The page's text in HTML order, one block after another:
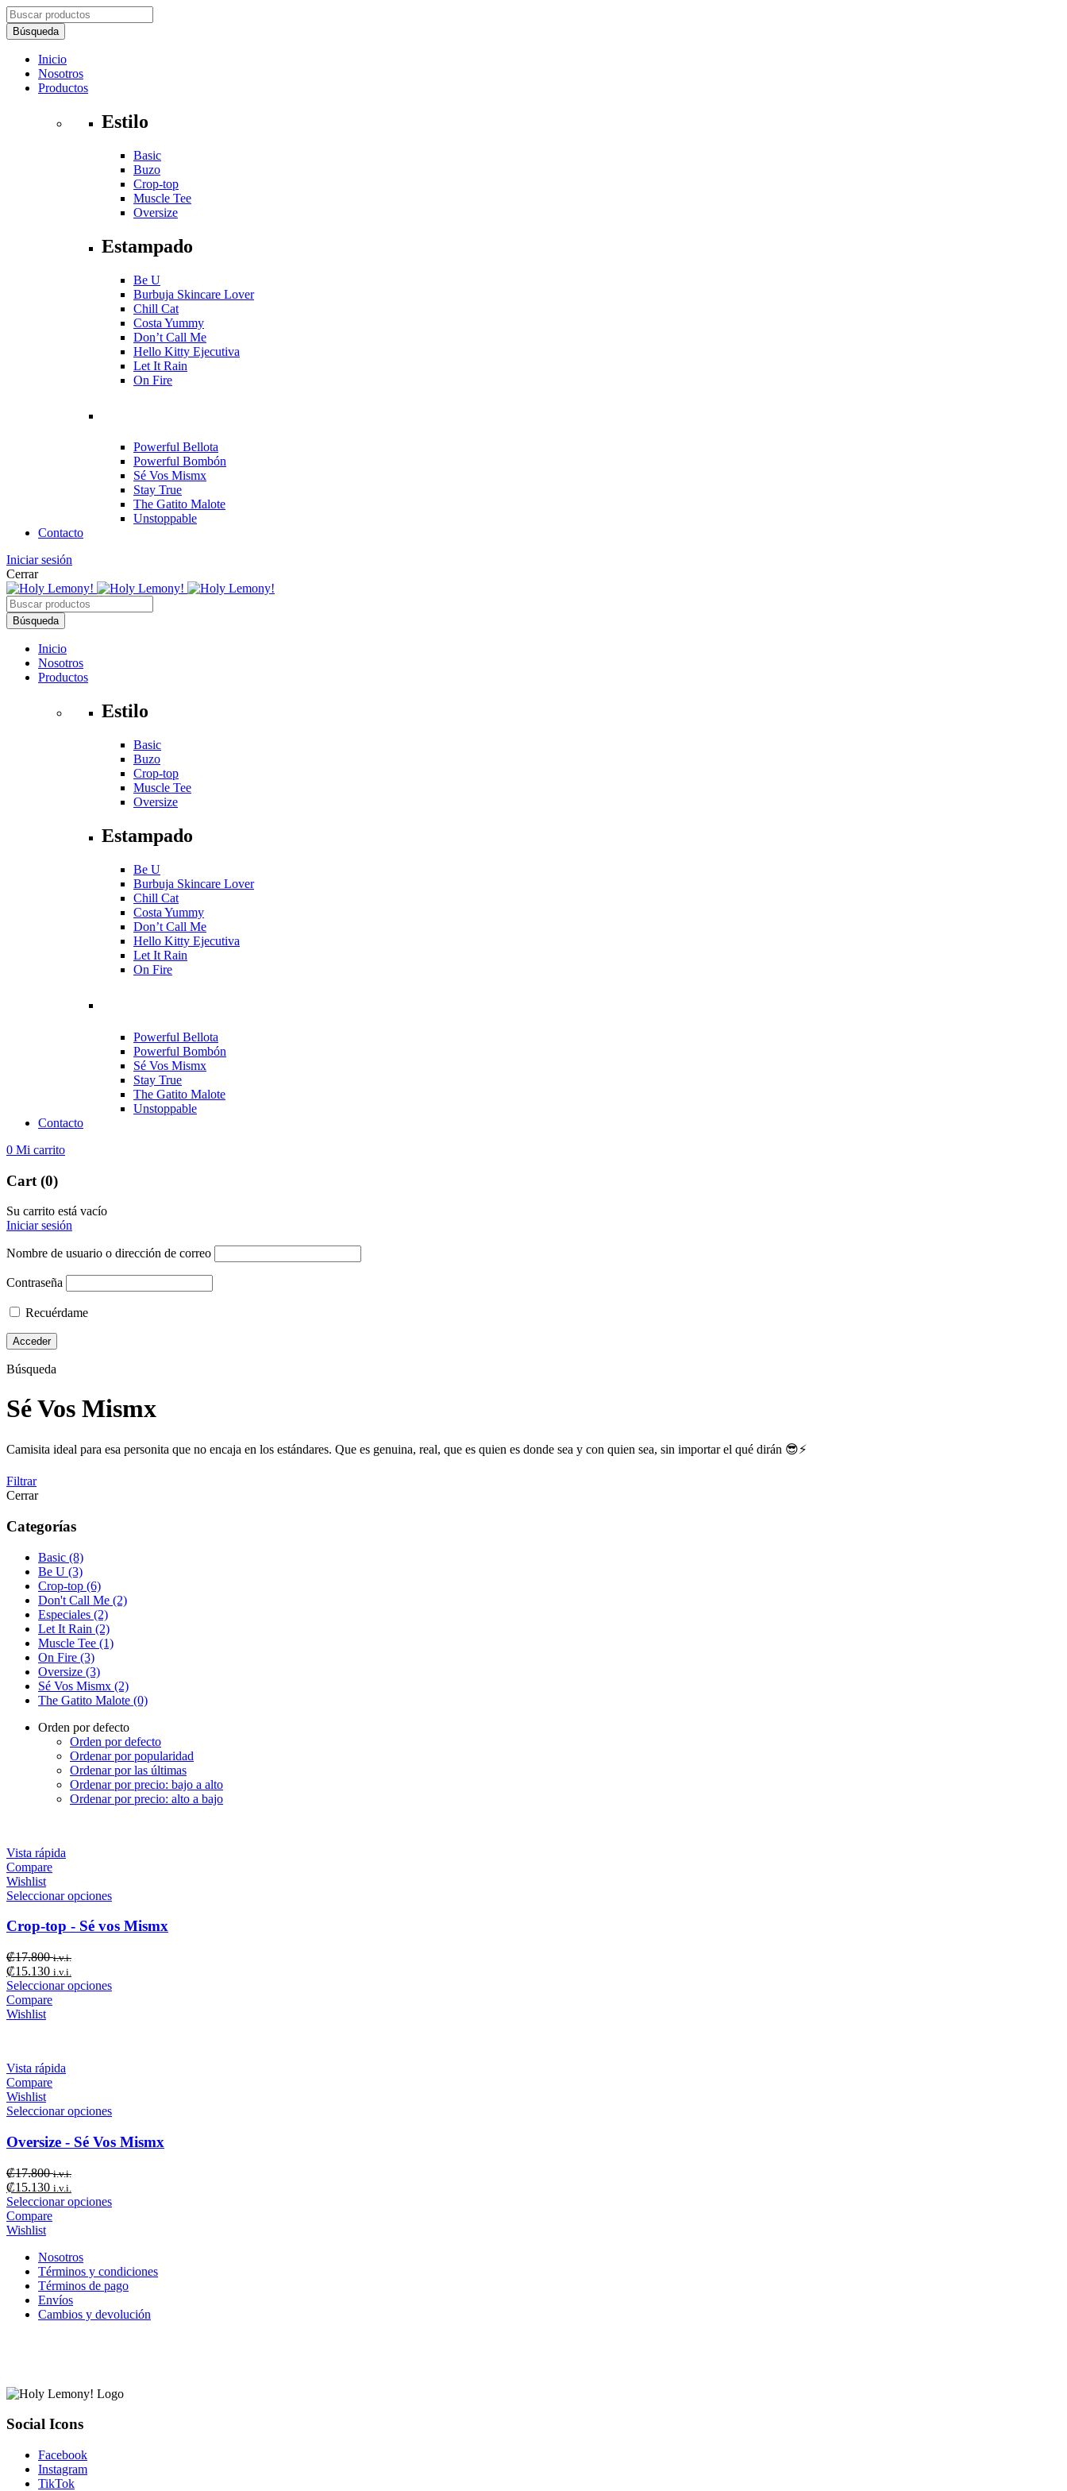
Inicio
Nosotros
Productos
Estilo
Basic
Buzo
Crop-top
Muscle Tee
Oversize
Estampado
Be U
Burbuja Skincare Lover
Chill Cat
Costa Yummy
Don’t Call Me
Hello Kitty Ejecutiva
Let It Rain
On Fire
Powerful Bellota
Powerful Bombón
Sé Vos Mismx
Stay True
The Gatito Malote
Unstoppable
Contacto
Iniciar sesión
Cerrar
Inicio
Nosotros
Productos
Estilo
Basic
Buzo
Crop-top
Muscle Tee
Oversize
Estampado
Be U
Burbuja Skincare Lover
Chill Cat
Costa Yummy
Don’t Call Me
Hello Kitty Ejecutiva
Let It Rain
On Fire
Powerful Bellota
Powerful Bombón
Sé Vos Mismx
Stay True
The Gatito Malote
Unstoppable
Contacto
0 Mi carrito
Cart (0)
Su carrito está vacío
Iniciar sesión
Nombre de usuario o dirección de correo
Contraseña
Recuérdame
Búsqueda
Sé Vos Mismx
Camisita ideal para esa personita que no encaja en los estándares. Que es genuina, real, que es quien es donde sea y con quien sea, sin importar el qué dirán 😎⚡️
Filtrar
Cerrar
Categorías
Basic (8)
Be U (3)
Crop-top (6)
Don't Call Me (2)
Especiales (2)
Let It Rain (2)
Muscle Tee (1)
On Fire (3)
Oversize (3)
Sé Vos Mismx (2)
The Gatito Malote (0)
Orden por defecto
Orden por defecto
Ordenar por popularidad
Ordenar por las últimas
Ordenar por precio: bajo a alto
Ordenar por precio: alto a bajo
Vista rápida
Compare
Wishlist
Seleccionar opciones
Crop-top - Sé vos Mismx
₡17.800 i.v.i.
₡15.130 i.v.i.
Seleccionar opciones
Compare
Wishlist
Vista rápida
Compare
Wishlist
Seleccionar opciones
Oversize - Sé Vos Mismx
₡17.800 i.v.i.
₡15.130 i.v.i.
Seleccionar opciones
Compare
Wishlist
Nosotros
Términos y condiciones
Términos de pago
Envíos
Cambios y devolución
Social Icons
Facebook
Instagram
TikTok